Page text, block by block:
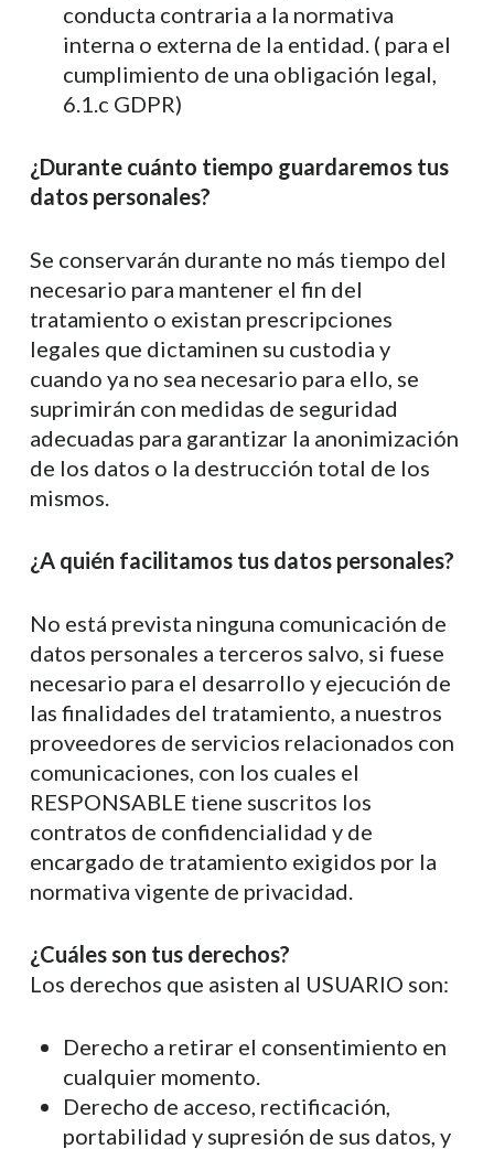
conducta contraria a la normativa
interna o externa de la entidad. ( para el
cumplimiento de una obligación legal,
6.1.c GDPR)
¿Durante cuánto tiempo guardaremos tus
datos personales?
Se conservarán durante no más tiempo del
necesario para mantener el fin del
tratamiento o existan prescripciones
legales que dictaminen su custodia y
cuando ya no sea necesario para ello, se
suprimirán con medidas de seguridad
adecuadas para garantizar la anonimización
de los datos o la destrucción total de los
mismos.
¿A quién facilitamos tus datos personales?
No está prevista ninguna comunicación de
datos personales a terceros salvo, si fuese
necesario para el desarrollo y ejecución de
las finalidades del tratamiento, a nuestros
proveedores de servicios relacionados con
comunicaciones, con los cuales el
RESPONSABLE tiene suscritos los
contratos de confidencialidad y de
encargado de tratamiento exigidos por la
normativa vigente de privacidad.
¿Cuáles son tus derechos?
Los derechos que asisten al USUARIO son:
Derecho a retirar el consentimiento en
cualquier momento.
Derecho de acceso, rectificación,
portabilidad y supresión de sus datos, y